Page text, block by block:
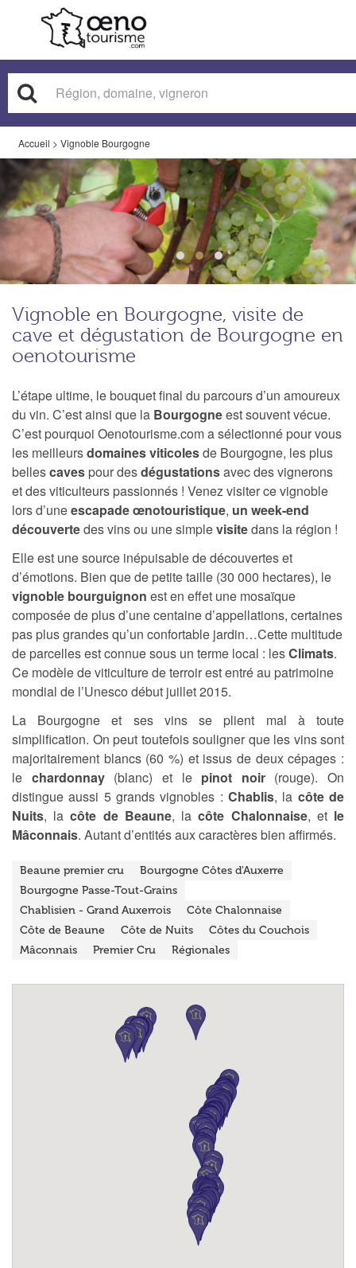
Accueil > Vignoble Bourgogne
Vignoble en Bourgogne, visite de
cave et dégustation de Bourgogne en
oenotourisme
L’étape ultime, le bouquet final du parcours d’un amoureux
du vin. C’est ainsi que la Bourgogneest souvent vécue.
C’est pourquoi Oenotourisme.com a sélectionné pour vous
les meilleursdomaines viticolesde Bourgogne, les plus
bellescaves pour desdégustationsavec des vignerons
et des viticulteurs passionnés ! Venez visiter ce vignoble
lors d’uneescapade œnotouristique, un week-end
découvertedes vins ou une simplevisitedans la région !
Elle est une source inépuisable de découvertes et
d’émotions. Bien que de petite taille (30 000 hectares), le
vignoble bourguignon est en effet une mosaïque
composée de plus d’une centaine d’appellations, certaines
pas plus grandes qu’un confortable jardin…Cette multitude
de parcelles est connue sous un terme local : lesClimats.
Ce modèle de viticulture de terroir est entré au patrimoine
mondial de l’Unesco début juillet 2015.
La Bourgogne et ses vins se plient mal à toute
simplification. On peut toutefois souligner que les vins sont
majoritairement blancs (60 %) et issus de deux cépages :
le chardonnay(blanc) et le pinot noir(rouge). On
distingue aussi 5 grands vignobles : Chablis, la côte de
Nuits, lacôte de Beaune, lacôte Chalonnaise, etle
Mâconnais. Autant d’entités aux caractères bien affirmés.
Beaune premier cru
Bourgogne Côtes d'Auxerre
Bourgogne Passe-Tout-Grains
Chablisien - Grand Auxerrois
Côte Chalonnaise
Côte de Beaune
Côte de Nuits
Côtes du Couchois
Mâconnais
Premier Cru Régionales